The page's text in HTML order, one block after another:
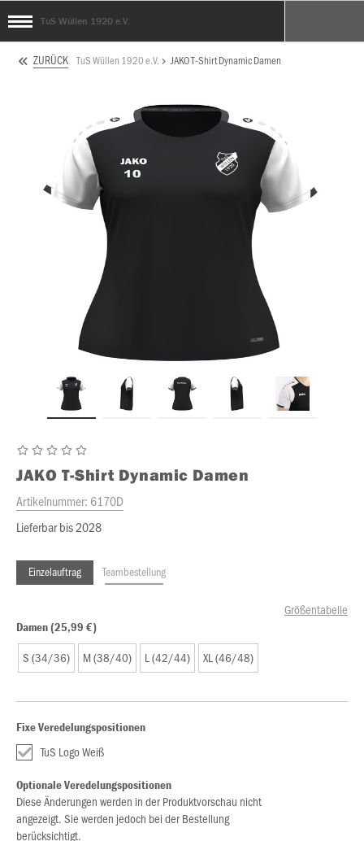
TuS Wüllen 1920 e.V.
ZURÜCK TuS Wüllen 1920 e.V. JAKO T-Shirt Dynamic Damen
JAKO T-Shirt Dynamic Damen
Artikelnummer: 6170D
Lieferbar bis 2028
Einzelauftrag Teambestellung
Größentabelle
Damen (25,99 €)
S (34/36) M (38/40) L (42/44) XL (46/48)
Fixe Veredelungspositionen
TuS Logo Weiß
Optionale Veredelungspositionen
Diese Änderungen werden in der Produktvorschau nicht
angezeigt. Sie werden jedoch bei der Bestellung
berücksichtigt.